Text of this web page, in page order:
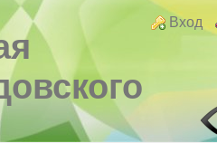
Login links
Вход